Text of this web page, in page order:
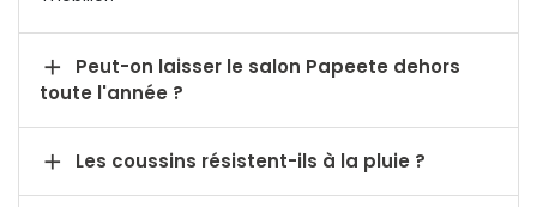

Peut-on laisser le salon Papeete dehors
toute l'année ?
 Les coussins résistent-ils à la pluie ?